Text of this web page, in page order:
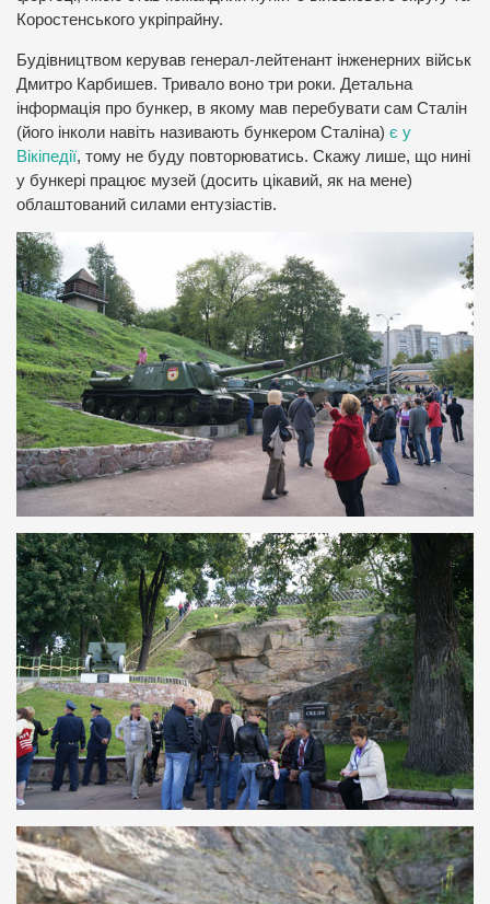
Коростенського укріпрайну.
Будівництвом керував генерал-лейтенант інженерних військ
Дмитро Карбишев. Тривало воно три роки. Детальна
інформація про бункер, в якому мав перебувати сам Сталін
(його інколи навіть називають бункером Сталіна) є у
Вікіпедії, тому не буду повторюватись. Скажу лише, що нині
у бункері працює музей (досить цікавий, як на мене)
облаштований силами ентузіастів.